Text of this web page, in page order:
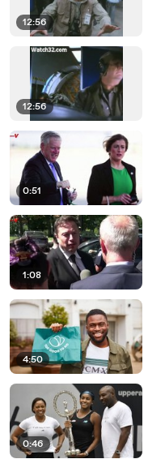
12:56
12:56
0:51
1:08
4:50
0:46